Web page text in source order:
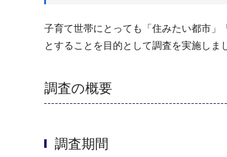
子育て世帯にとっても「住みたい都市」
とすることを目的として調査を実施しま
調査の概要
調査期間